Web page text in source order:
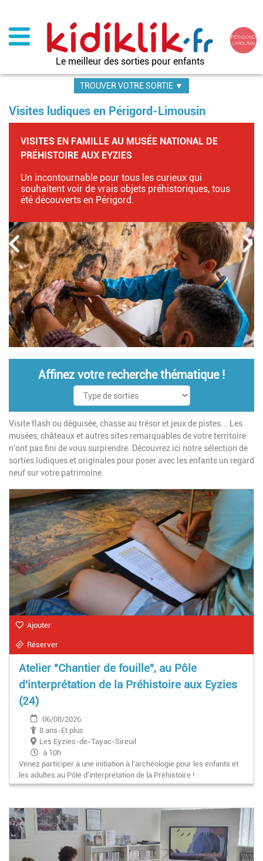
contenu
principal
Le meilleur des sorties pour enfants
TROUVER VOTRE SORTIE ▼
Visites ludiques en Périgord-Limousin
VISITES EN FAMILLE AU MUSÉE NATIONAL DE
PRÉHISTOIRE AUX EYZIES
Un incontournable pour tous les curieux qui
souhaitent voir de vrais objets préhistoriques, tous
été découverts en Périgord.
Affinez votre recherche thématique !
Visite flash ou déguisée, chasse au trésor et jeux de pistes... Les
musées, châteaux et autres sites remarquables de votre territoire
n'ont pas fini de vous surprendre. Découvrez ici notre sélection de
sorties ludiques et originales pour poser avec les enfants un regard
neuf sur votre patrimoine.
Ajouter
Réserver
Atelier "Chantier de fouille", au Pôle
d'interprétation de la Préhistoire aux Eyzies
(24)
06/08/2026
8 ans-Et plus
Les Eyzies-de-Tayac-Sireuil
à 10h
Venez participer à une initiation à l'archéologie pour les enfants et
les adultes au Pôle d'interprétation de la Préhistoire !